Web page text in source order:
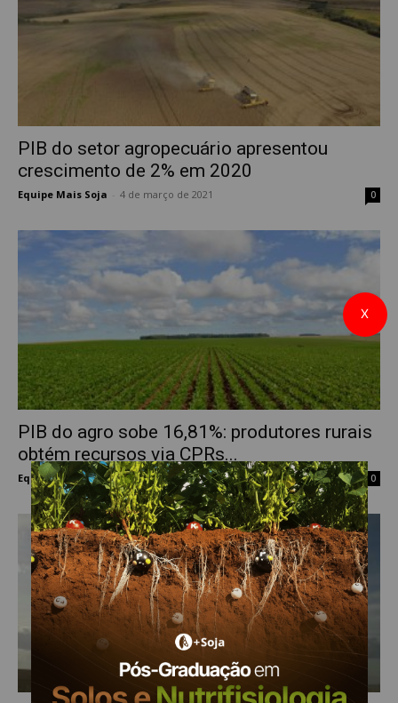
PIB do setor agropecuário apresentou
crescimento de 2% em 2020
Equipe Mais Soja 4 de março de 2021 0
PIB do agro sobe 16,81%: produtores rurais
obtém recursos via CPRs...
Equipe Mais Soja - 26 de janeiro de 2021 0
X